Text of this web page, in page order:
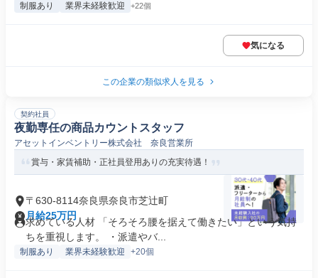
制服あり 業界未経験歓迎 +22個
気になる
この企業の類似求人を見る
契約社員
夜勤専任の商品カウントスタッフ
アセットインベントリー株式会社 奈良営業所
賞与・家賃補助・正社員登用ありの充実待遇！
〒630-8114奈良県奈良市芝辻町
月給25万円
求めている人材 「そろそろ腰を据えて働きたい」という気持
ちを重視します。 ・派遣やバ...
制服あり 業界未経験歓迎 +20個